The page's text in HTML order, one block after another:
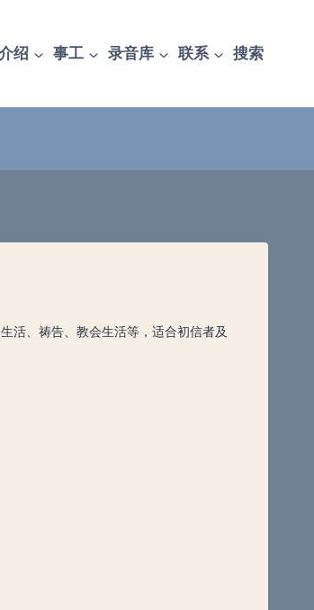
绍 事工 录音库 联系 搜索
活、祷告、教会生活等，适合初信者及